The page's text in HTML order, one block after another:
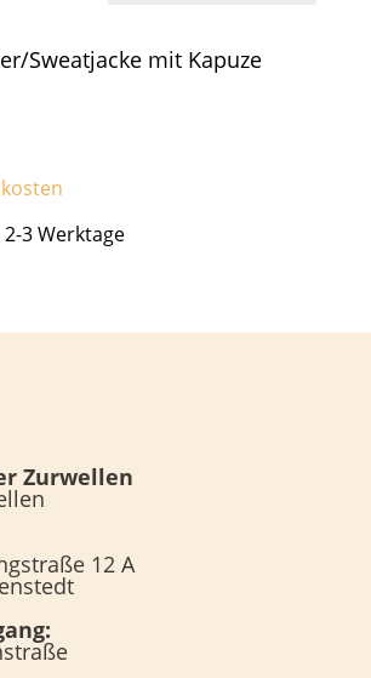
Sweatjacke mit Kapuze
3 Werktage
Zurwellen
12 A